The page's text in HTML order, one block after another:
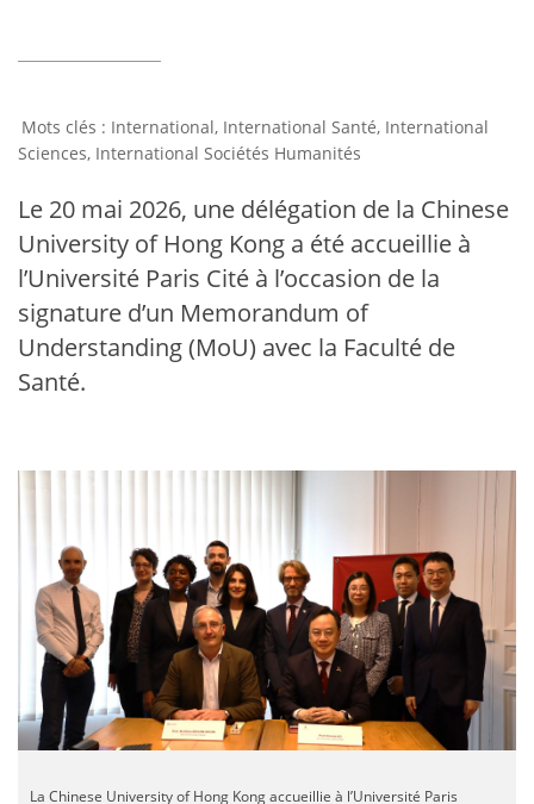
International, International Santé, International
Sciences, International Sociétés Humanités
Le 20 mai 2026, une délégation de la Chinese
University of Hong Kong a été accueillie à
l’Université Paris Cité à l’occasion de la
signature d’un Memorandum of
Understanding (MoU) avec la Faculté de
Santé.
La Chinese University of Hong Kong accueillie à l’Université Paris